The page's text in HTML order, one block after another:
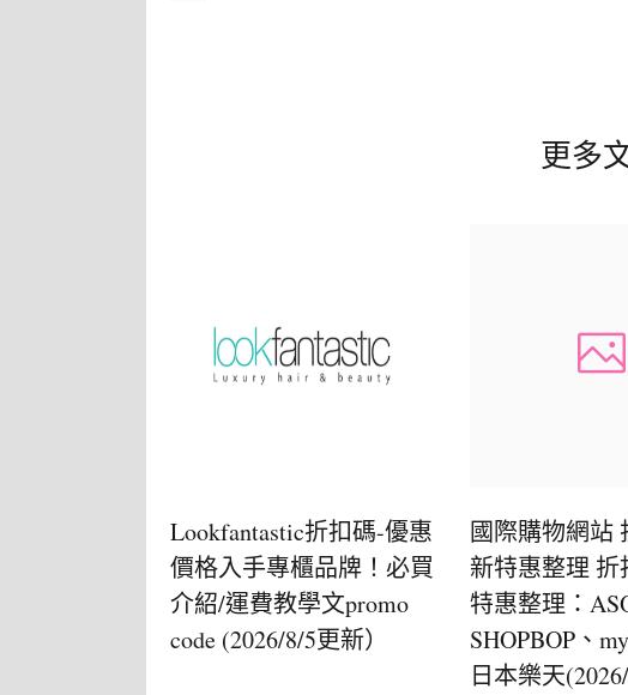
更多
Lookfantastic折扣碼-優惠
價格入手專櫃品牌！必買
介紹/運費教學文promo
code (2026/8/5更新）
國際購物網站
新特惠整理
特惠整理：
SHOPBOP、
日本樂天